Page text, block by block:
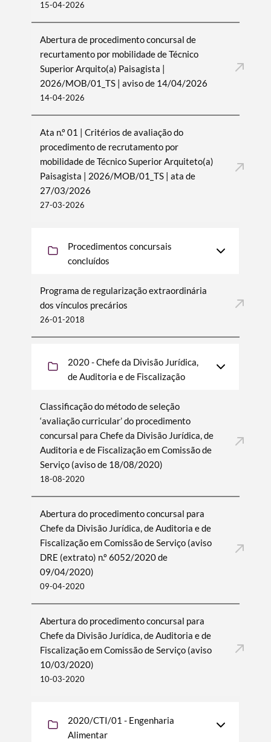
15-04-2026
Abertura de procedimento concursal de
recurtamento por mobilidade de Técnico
Superior Arquito(a) Paisagista |
2026/MOB/01_TS | aviso de 14/04/2026
14-04-2026
Ata n.º 01 | Critérios de avaliação do
procedimento de recrutamento por
mobilidade de Técnico Superior Arquiteto(a)
Paisagista | 2026/MOB/01_TS | ata de
27/03/2026
27-03-2026
Procedimentos concursais
concluídos
Programa de regularização extraordinária
dos vínculos precários
26-01-2018
2020 - Chefe da Divisão Jurídica,
de Auditoria e de Fiscalização
Classificação do método de seleção
‘avaliação curricular’ do procedimento
concursal para Chefe da Divisão Jurídica, de
Auditoria e de Fiscalização em Comissão de
Serviço (aviso de 18/08/2020)
18-08-2020
Abertura do procedimento concursal para
Chefe da Divisão Jurídica, de Auditoria e de
Fiscalização em Comissão de Serviço (aviso
DRE (extrato) n.º 6052/2020 de
09/04/2020)
09-04-2020
Abertura do procedimento concursal para
Chefe da Divisão Jurídica, de Auditoria e de
Fiscalização em Comissão de Serviço (aviso
10/03/2020)
10-03-2020
2020/CTI/01 - Engenharia
Alimentar